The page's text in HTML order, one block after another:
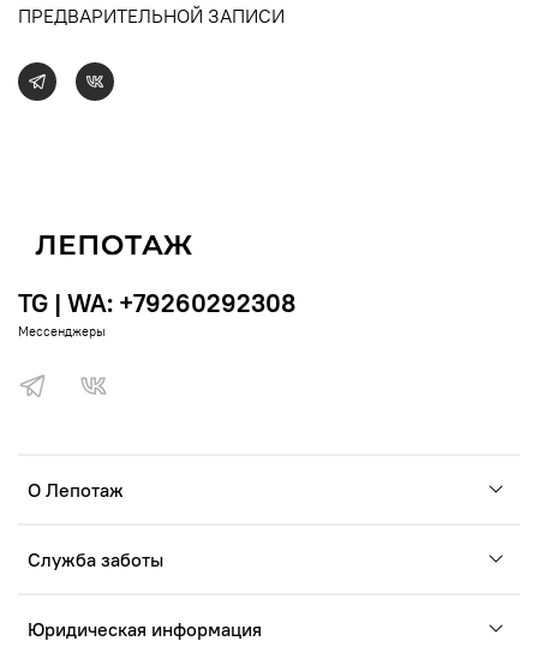
ПРЕДВАРИТЕЛЬНОЙ ЗАПИСИ
О Лепотаж
Служба заботы
Юридическая информация
TG | WA: +79260292308
Мессенджеры